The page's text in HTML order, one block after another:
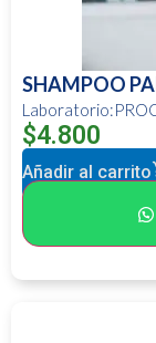
SHAMPOO
$4.800
Añadir al carrito